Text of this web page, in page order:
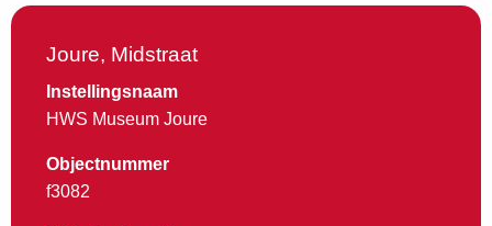
Joure, Midstraat
Instellingsnaam
HWS Museum Joure
Objectnummer
f3082